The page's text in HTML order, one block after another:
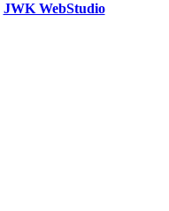
JWK WebStudio